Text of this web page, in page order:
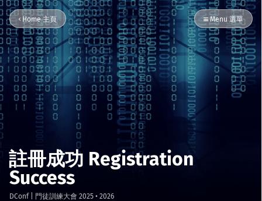
Home 主頁 Menu 選單
註冊成功 Registration
Success
DConf | 門徒訓練大會 2025 • 2026